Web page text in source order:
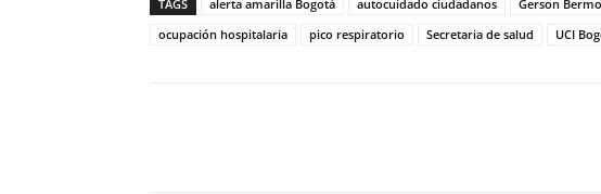
TAGS alerta amarilla Bogotá autocuidado ciudadanos Gerson
ocupación hospitalaria
pico respiratorio Secretaria de salud UCI